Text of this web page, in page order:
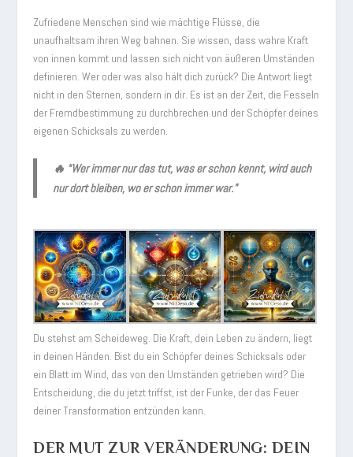
Zufriedene Menschen sind wie mächtige Flüsse, die
unaufhaltsam ihren Weg bahnen. Sie wissen, dass wahre Kraft
von innen kommt und lassen sich nicht von äußeren Umständen
definieren. Wer oder was also hält dich zurück? Die Antwort liegt
nicht in den Sternen, sondern in dir. Es ist an der Zeit, die Fesseln
der Fremdbestimmung zu durchbrechen und der Schöpfer deines
eigenen Schicksals zu werden.
🔥 “Wer immer nur das tut, was er schon kennt, wird auch
nur dort bleiben, wo er schon immer war.”
Du stehst am Scheideweg. Die Kraft, dein Leben zu ändern, liegt
in deinen Händen. Bist du ein Schöpfer deines Schicksals oder
ein Blatt im Wind, das von den Umständen getrieben wird? Die
Entscheidung, die du jetzt triffst, ist der Funke, der das Feuer
deiner Transformation entzünden kann.
DER MUT ZUR VERÄNDERUNG: DEIN